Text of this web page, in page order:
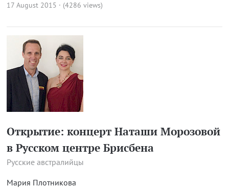
17 August 2015 · (4286 views)
Открытие: концерт Наташи Морозовой
в Русском центре Брисбена
Русские австралийцы
Мария Плотникова